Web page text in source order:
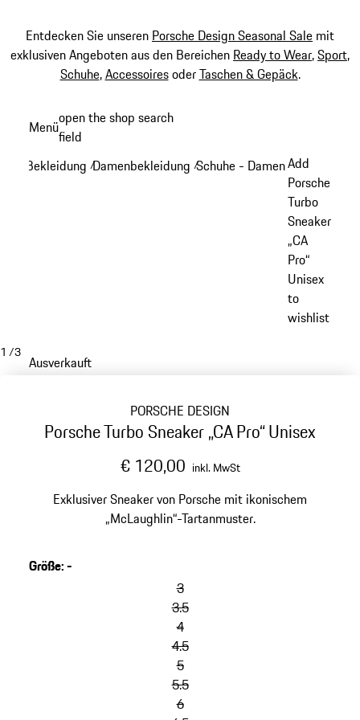
Entdecken Sie unseren Porsche Design Seasonal Sale mit
exklusiven Angeboten aus den Bereichen Ready to Wear,Sport,
Schuhe,AccessoiresoderTaschen & Gepäck.
Hauptinhalt
Menüopen the shop search
field
Bekleidung /Damenbekleidung /Schuhe - Damen/
Add
Porsche
Turbo
Sneaker
„CA
Pro“
Unisex
to
wishlist
1 /3
Ausverkauft
PORSCHE DESIGN
Porsche Turbo Sneaker „CA Pro“ Unisex
€ 120,00 inkl. MwSt
Exklusiver Sneaker von Porsche mit ikonischem
„McLaughlin“-Tartanmuster.
Größe:-
3
3.5
4
4.5
5
5.5
6